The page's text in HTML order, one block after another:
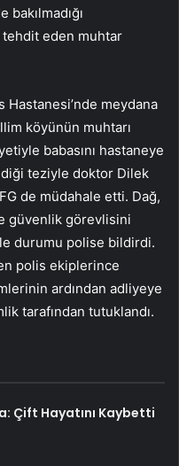
bakılmadığı
eden muhtar
Hastanesi’nde meydana
köyünün muhtarı
babasını hastaneye
teziyle doktor Dilek
de müdahale etti. Dağ,
güvenlik görevlisini
durumu polise bildirdi.
polis ekiplerince
ardından adliyeye
tarafından tutuklandı.
Çift Hayatını Kaybetti